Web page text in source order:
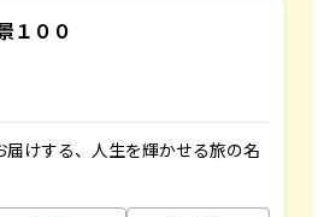
１００
けする、人生を輝かせる旅の名